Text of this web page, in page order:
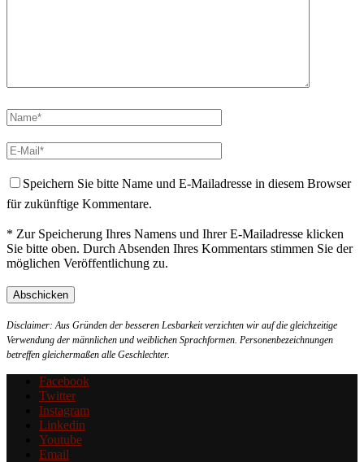
Speichern Sie bitte Name und E-Mailadresse in diesem Browser
für zukünftige Kommentare.
* Zur Speicherung Ihres Namens und Ihrer E-Mailadresse klicken
Sie bitte oben. Durch Absenden Ihres Kommentars stimmen Sie der
möglichen Veröffentlichung zu.
Disclaimer: Aus Gründen der besseren Lesbarkeit verzichten wir auf die gleichzeitige
Verwendung der männlichen und weiblichen Sprachformen. Personenbezeichnungen
betreffen gleichermaßen alle Geschlechter.
Facebook
Twitter
Instagram
Linkedin
Youtube
Email